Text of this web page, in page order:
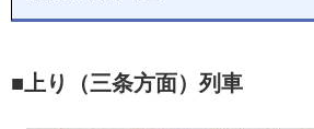
■上り（三条方面）列車